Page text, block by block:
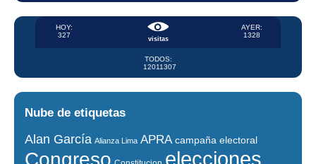
visitas
HOY:
327
AYER:
1328
TODOS:
12011307
Nube de etiquetas
Alan García Alianza Lima APRA campaña electoral
Congreso elecciones